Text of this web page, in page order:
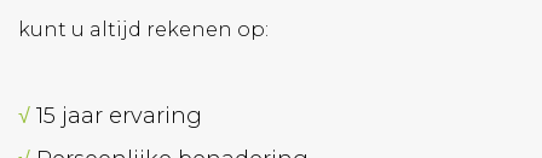
kunt u altijd rekenen op:
√ 15 jaar ervaring